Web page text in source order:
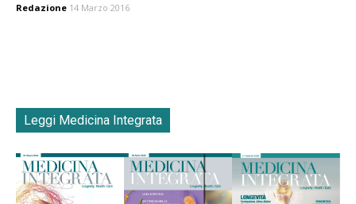
Redazione 14 Marzo 2016
Leggi Medicina Integrata